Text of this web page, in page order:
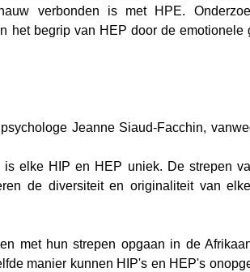
verbonden is met HPE.
het begrip van HEP door de emotionele
Jeanne Siaud-Facchin,
is elke HIP en HEP uniek. De strepen
de diversiteit en originaliteit van
met hun strepen opgaan in de
manier kunnen HIP's en HEP's